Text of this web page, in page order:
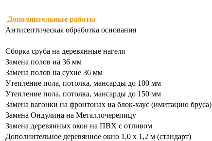
Дополнительные работы
Антисептическая обработка основания
Сборка сруба на деревянные нагеля
Замена полов на 36 мм
Замена полов на сухие 36 мм
Утепление пола, потолка, мансарды до 100 мм
Утепление пола, потолка, мансарды до 150 мм
Замена вагонки на фронтонах на блок-хаус (имитацию бруса)
Замена Ондулина на Металлочерепицу
Замена деревянных окон на ПВХ с отливом
Дополнительное деревянное окно 1,0 х 1,2 м (стандарт)